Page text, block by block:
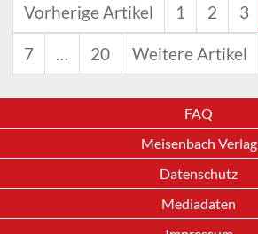
Vorherige Artikel 1 2 3
7 … 20 Weitere Artikel
FAQ
Meisenbach Verlag
Datenschutz
Mediadaten